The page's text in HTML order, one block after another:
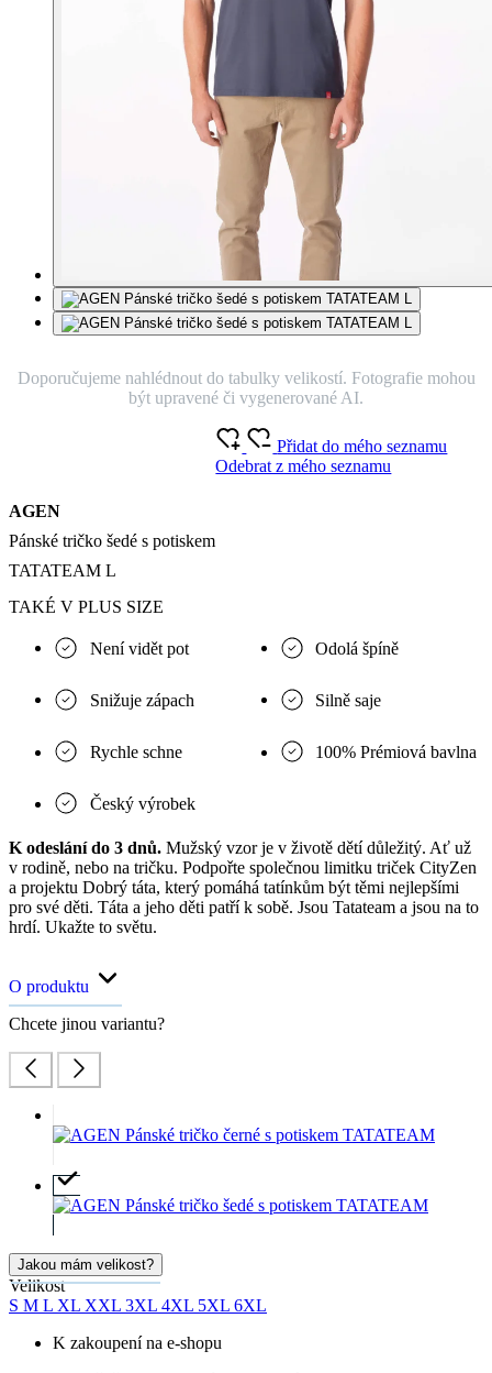
Doporučujeme nahlédnout do tabulky velikostí. Fotografie mohou
být upravené či vygenerované AI.
AGEN
Pánské tričko šedé s potiskem
TATATEAM L
Přidat do mého seznamu
Odebrat z mého seznamu
TAKÉ V PLUS SIZE
Není vidět pot Odolá špíně
Snižuje zápach Silně saje
Rychle schne 100% Prémiová bavlna
Český výrobek
K odeslání do 3 dnů. Mužský vzor je v životě dětí důležitý. Ať už
v rodině, nebo na tričku. Podpořte společnou limitku triček CityZen
a projektu Dobrý táta, který pomáhá tatínkům být těmi nejlepšími
pro své děti. Táta a jeho děti patří k sobě. Jsou Tatateam a jsou na to
hrdí. Ukažte to světu.
O produktu
Chcete jinou variantu?
Jakou mám velikost?
Velikost
S M L XL XXL 3XL 4XL 5XL 6XL
K zakoupení na e-shopu